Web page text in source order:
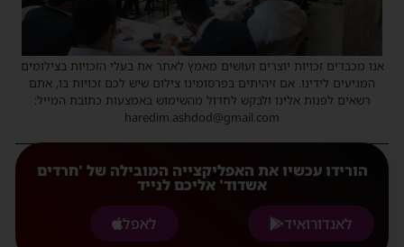
אנו מכבדים זכויות יוצרים ועושים מאמץ לאתר את בעלי הזכויות בצילומים
המגיעים לידינו. אם זיהיתים בפרסומינו צילום שיש לכם זכויות בו, אתם
רשאים לפנות אלינו ולבקש לחדול מהשימוש באמצעות כתובת המייל:
haredim.ashdod@gmail.com
הורידו עכשיו את האפליקצייה המובילה של 'חרדים
אשדוד' אליכם לנייד
לאנדורואיד
לאפל